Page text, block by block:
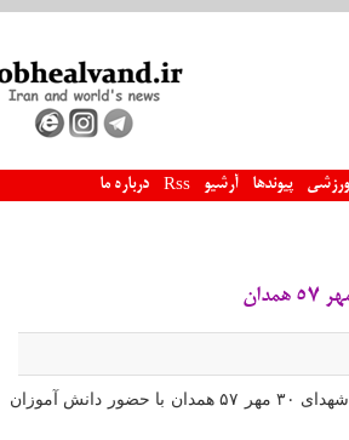
ورزشی پیوندها آرشیو Rss درباره ما
آئین پاسداشت جنبش و حماسه دانش‌آموزان همدان و شهدای ۳۰ مهر ۵۷ همدان با حضور دانش آموزان